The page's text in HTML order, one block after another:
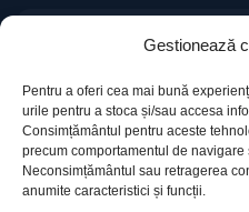
Gestionează
Pentru a oferi cea mai bună
urile pentru a stoca și/sau accesa
Consimțământul pentru aceste
precum comportamentul de
Neconsimțământul sau retragerea
anumite caracteristici și funcții.
Indicații de orientare
Centrul de Instruire și
„Gheorghe Marcaș”